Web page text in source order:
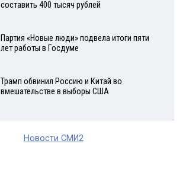
составить 400 тысяч рублей
Партия «Новые люди» подвела итоги пяти
лет работы в Госдуме
Трамп обвинил Россию и Китай во
вмешательстве в выборы США
Новости СМИ2